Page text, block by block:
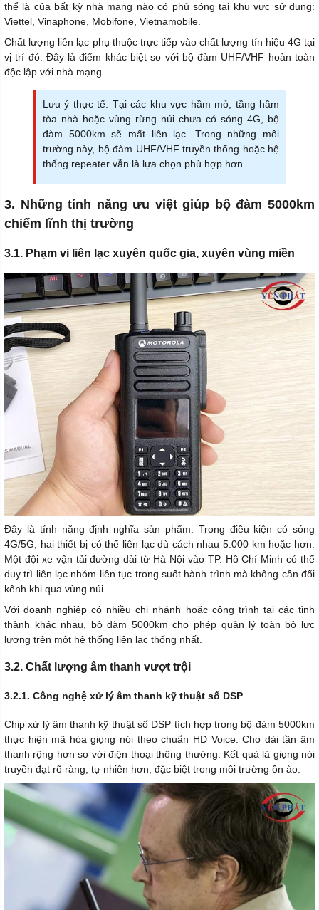
thể là của bất kỳ nhà mạng nào có phủ sóng tại khu vực sử dụng:
Viettel, Vinaphone, Mobifone, Vietnamobile.
Chất lượng liên lạc phụ thuộc trực tiếp vào chất lượng tín hiệu 4G tại
vị trí đó. Đây là điểm khác biệt so với bộ đàm UHF/VHF hoàn toàn
độc lập với nhà mạng.
Lưu ý thực tế: Tại các khu vực hầm mỏ, tầng hầm
tòa nhà hoặc vùng rừng núi chưa có sóng 4G, bộ
đàm 5000km sẽ mất liên lạc. Trong những môi
trường này, bộ đàm UHF/VHF truyền thống hoặc hệ
thống repeater vẫn là lựa chọn phù hợp hơn.
3. Những tính năng ưu việt giúp bộ đàm 5000km
chiếm lĩnh thị trường
3.1. Phạm vi liên lạc xuyên quốc gia, xuyên vùng miền
Đây là tính năng định nghĩa sản phẩm. Trong điều kiện có sóng
4G/5G, hai thiết bị có thể liên lạc dù cách nhau 5.000 km hoặc hơn.
Một đội xe vận tải đường dài từ Hà Nội vào TP. Hồ Chí Minh có thể
duy trì liên lạc nhóm liên tục trong suốt hành trình mà không cần đổi
kênh khi qua vùng núi.
Với doanh nghiệp có nhiều chi nhánh hoặc công trình tại các tỉnh
thành khác nhau, bộ đàm 5000km cho phép quản lý toàn bộ lực
lượng trên một hệ thống liên lạc thống nhất.
3.2. Chất lượng âm thanh vượt trội
3.2.1. Công nghệ xử lý âm thanh kỹ thuật số DSP
Chip xử lý âm thanh kỹ thuật số DSP tích hợp trong bộ đàm 5000km
thực hiện mã hóa giọng nói theo chuẩn HD Voice. Cho dải tần âm
thanh rộng hơn so với điện thoại thông thường. Kết quả là giọng nói
truyền đạt rõ ràng, tự nhiên hơn, đặc biệt trong môi trường ồn ào.